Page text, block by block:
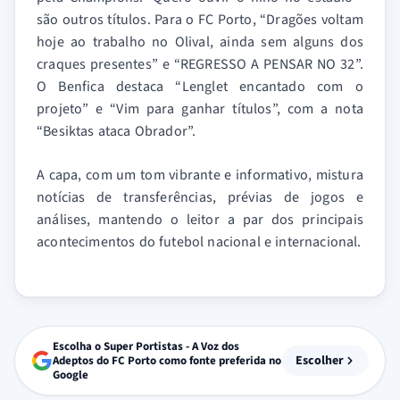
são outros títulos. Para o FC Porto, “Dragões voltam
hoje ao trabalho no Olival, ainda sem alguns dos
craques presentes” e “REGRESSO A PENSAR NO 32”.
O Benfica destaca “Lenglet encantado com o
projeto” e “Vim para ganhar títulos”, com a nota
“Besiktas ataca Obrador”.
A capa, com um tom vibrante e informativo, mistura
notícias de transferências, prévias de jogos e
análises, mantendo o leitor a par dos principais
acontecimentos do futebol nacional e internacional.
Escolha o Super Portistas - A Voz dos
Adeptos do FC Porto como fonte preferida no
Google
Escolher